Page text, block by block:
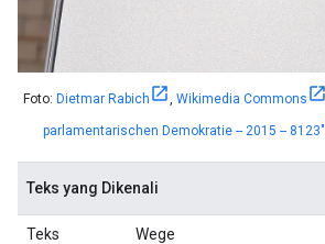
Foto: Dietmar Rabich Wikimedia Commons
parlamentarischen Demokratie -- 2015 -- 8123"
Teks yang Dikenali
Teks
Wege